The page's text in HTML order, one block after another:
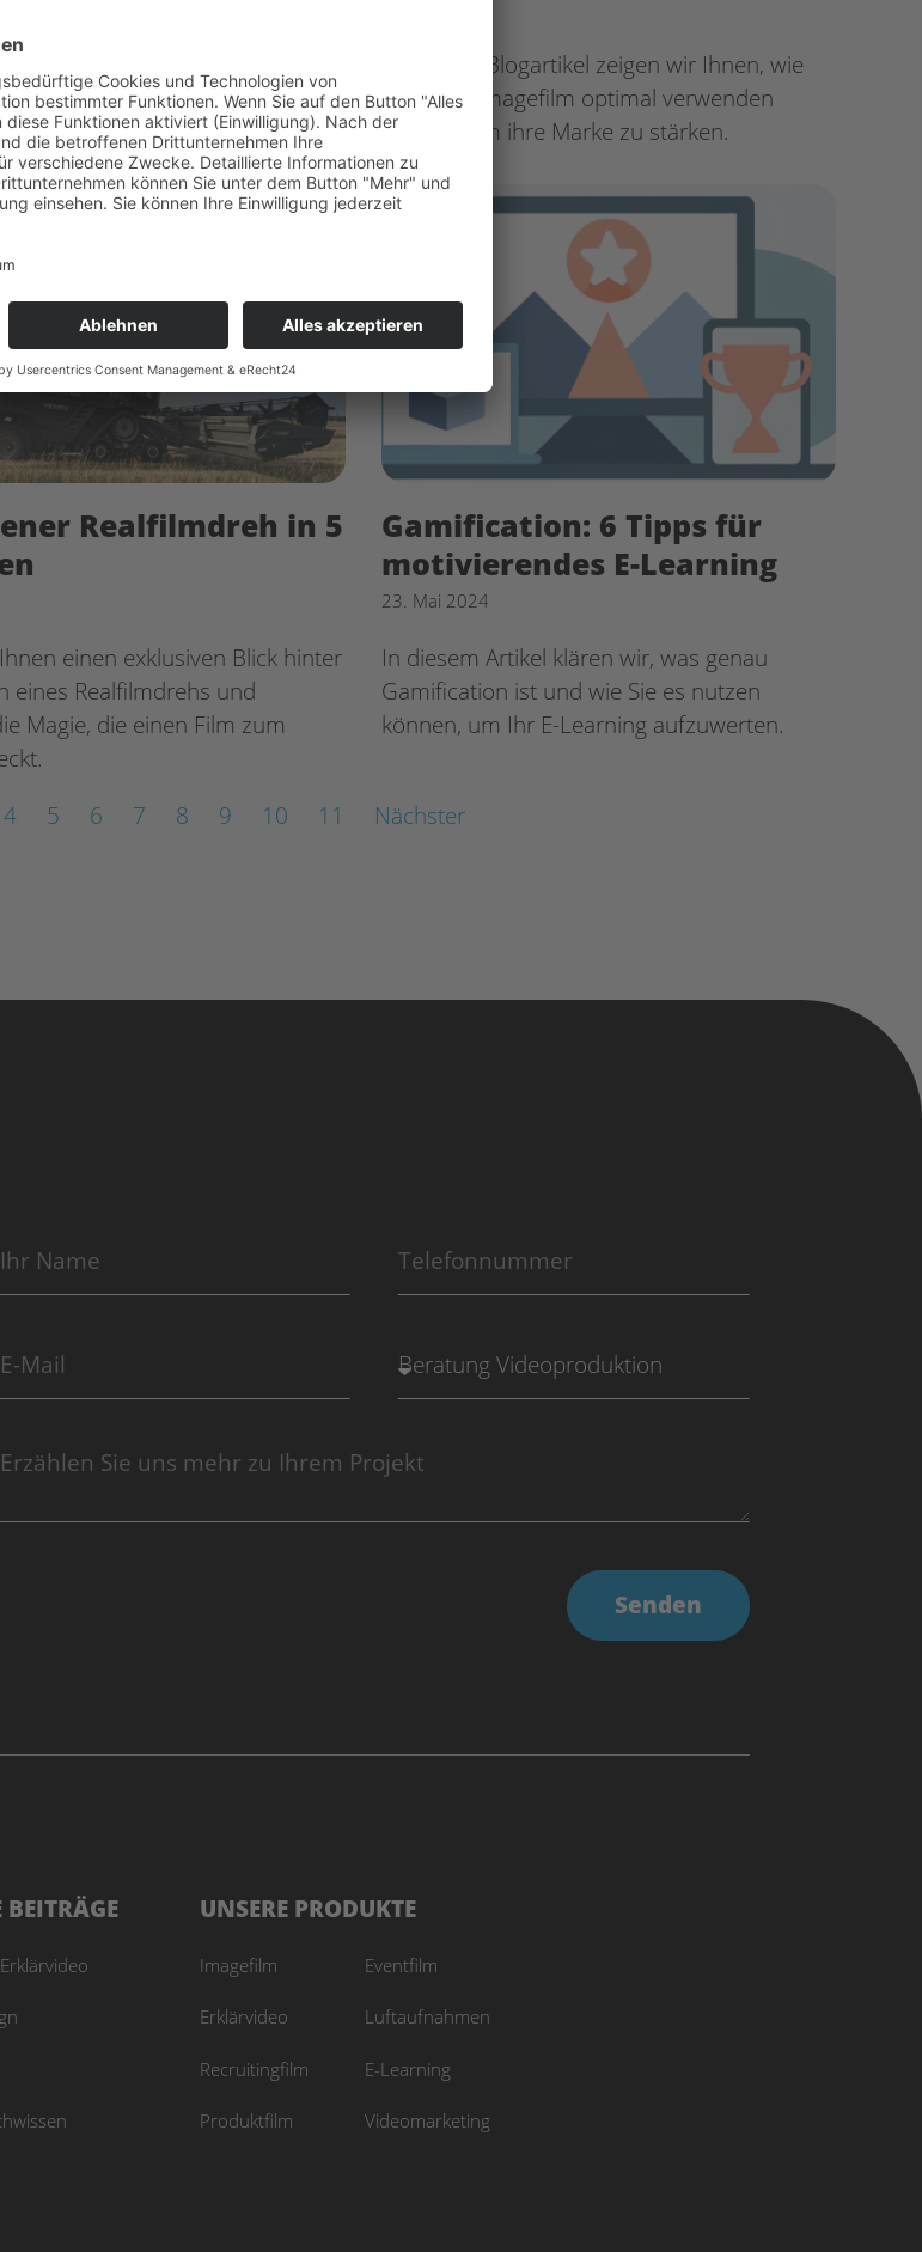
der ein animiertes Erklärvideo
erweckt und geben Tipps für eine
Umsetzung.
In diesem Blogartikel zeigen wir Ihnen, wie
sie einen Imagefilm optimal verwenden
können, um ihre Marke zu stärken.
Realfilmdreh in 5
einen exklusiven Blick hinter
eines Realfilmdrehs und
Magie, die einen Film zum
Gamification: 6 Tipps für
motivierendes E-Learning
23. Mai 2024
In diesem Artikel klären wir, was genau
Gamification ist und wie Sie es nutzen
können, um Ihr E-Learning aufzuwerten.
4 5 6 7 8 9 10 11 Nächster
Senden
BEITRÄGE UNSERE PRODUKTE
Imagefilm
Erklärvideo
Recruitingfilm
Produktfilm
Eventfilm
Luftaufnahmen
E-Learning
Videomarketing